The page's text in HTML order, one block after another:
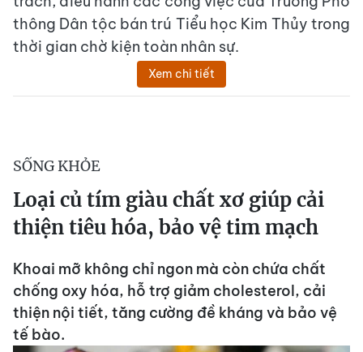
thông Dân tộc bán trú Tiểu học Kim Thủy trong
thời gian chờ kiện toàn nhân sự.
Xem chi tiết
SỐNG KHỎE
Loại củ tím giàu chất xơ giúp cải
thiện tiêu hóa, bảo vệ tim mạch
Khoai mỡ không chỉ ngon mà còn chứa chất
chống oxy hóa, hỗ trợ giảm cholesterol, cải
thiện nội tiết, tăng cường đề kháng và bảo vệ
tế bào.